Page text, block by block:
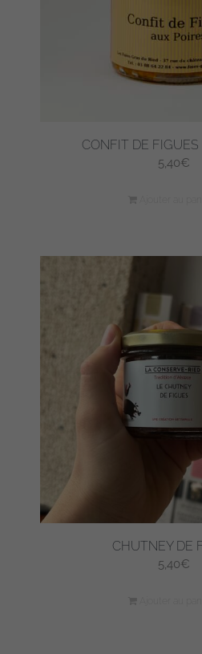
CONFIT DE FIGUES
5,40€
CHUTNEY DE
5,40€